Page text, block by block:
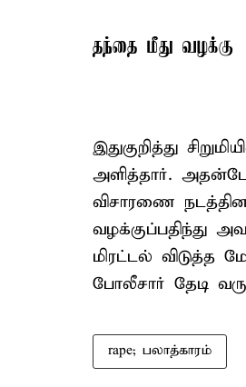
தந்தை மீது வழக்கு
இதுகுறித்து
அளித்தார்.
விசாரணை
வழக்குப்பதிந்து
மிரட்டல் விடுத்த
போலீசார் தேடி
rape; பலாத்காரம்